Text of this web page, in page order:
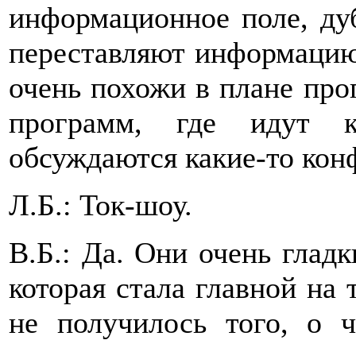
информационное поле,
переставляют
очень похожи в плане
программ, где идут
обсуждаются какие-то
Л.Б.: Ток-шоу.
В.Б.: Да. Они очень
которая стала главной
не получилось того, о